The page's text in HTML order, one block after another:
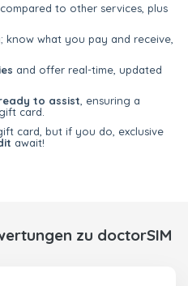
to other services, plus
know what you pay and receive,
and offer real-time, updated
to assist , ensuring a
card.
card, but if you do, exclusive
await!
zu doctorSIM